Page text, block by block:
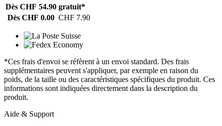
Dès CHF 54.90 gratuit*
Dès CHF 0.00 CHF 7.90
*Ces frais d'envoi se réfèrent à un envoi standard. Des frais
supplémentaires peuvent s'appliquer, par exemple en raison du
poids, de la taille ou des caractéristiques spécifiques du produit. Ces
informations sont indiquées directement dans la description du
produit.
Aide & Support